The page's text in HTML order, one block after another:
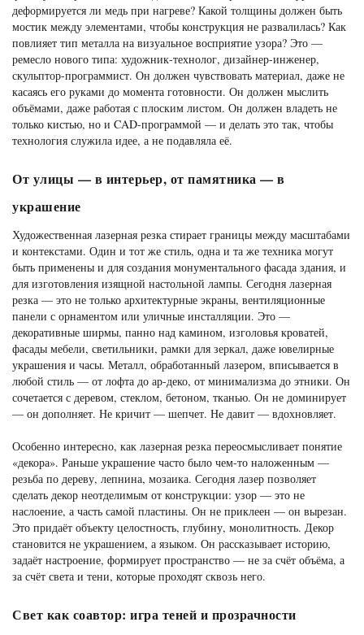
деформируется ли медь при нагреве? Какой толщины должен быть
мостик между элементами, чтобы конструкция не развалилась? Как
повлияет тип металла на визуальное восприятие узора? Это —
ремесло нового типа: художник-технолог, дизайнер-инженер,
скульптор-программист. Он должен чувствовать материал, даже не
касаясь его руками до момента готовности. Он должен мыслить
объёмами, даже работая с плоским листом. Он должен владеть не
только кистью, но и CAD-программой — и делать это так, чтобы
технология служила идее, а не подавляла её.
От улицы — в интерьер, от памятника — в
украшение
Художественная лазерная резка стирает границы между масштабами
и контекстами. Один и тот же стиль, одна и та же техника могут
быть применены и для создания монументального фасада здания, и
для изготовления изящной настольной лампы. Сегодня лазерная
резка — это не только архитектурные экраны, вентиляционные
панели с орнаментом или уличные инсталляции. Это —
декоративные ширмы, панно над камином, изголовья кроватей,
фасады мебели, светильники, рамки для зеркал, даже ювелирные
украшения и часы. Металл, обработанный лазером, вписывается в
любой стиль — от лофта до ар-деко, от минимализма до этники. Он
сочетается с деревом, стеклом, бетоном, тканью. Он не доминирует
— он дополняет. Не кричит — шепчет. Не давит — вдохновляет.
Особенно интересно, как лазерная резка переосмысливает понятие
«декора». Раньше украшение часто было чем-то наложенным —
резьба по дереву, лепнина, мозаика. Сегодня лазер позволяет
сделать декор неотделимым от конструкции: узор — это не
наслоение, а часть самой пластины. Он не приклеен — он вырезан.
Это придаёт объекту целостность, глубину, монолитность. Декор
становится не украшением, а языком. Он рассказывает историю,
задаёт настроение, формирует пространство — не за счёт объёма, а
за счёт света и тени, которые проходят сквозь него.
Свет как соавтор: игра теней и прозрачности